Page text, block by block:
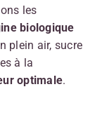
les
biologique
plein air, sucre
à la
optimale.